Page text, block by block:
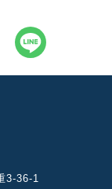
3-36-1